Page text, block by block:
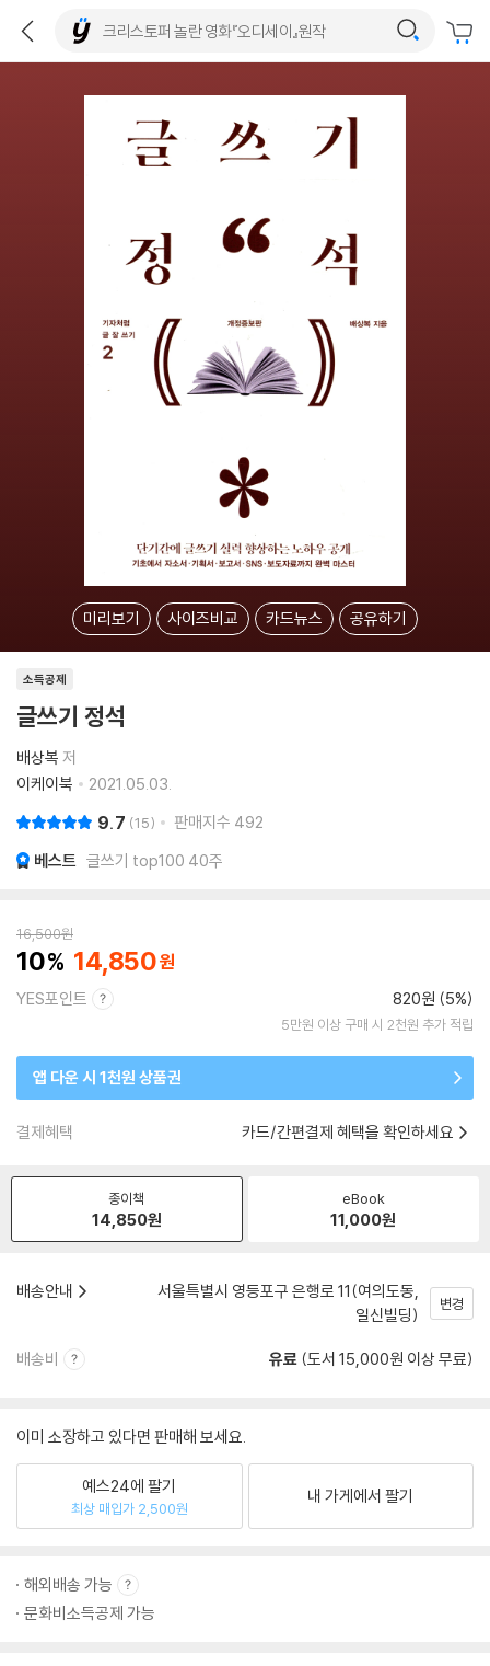
미리보기 사이즈비교 카드뉴스 공유하기
소득공제
글쓰기 정석
배상복 저
이케이북
2021.05.03.
9.7 15 판매지수 492
베스트 글쓰기 top100 40주
16,500원
10 14,850
YES포인트 820원 (5%)
5만원 이상 구매 시 2천원 추가 적립
앱 다운 시 1천원 상품권
결제혜택 카드/간편결제 혜택을 확인하세요
종이책
14,850원
eBook
11,000원
배송안내
서울특별시 영등포구 은행로 11(여의도동,
일신빌딩)
변경
배송비 유료 (도서 15,000원 이상 무료)
이미 소장하고 있다면 판매해 보세요.
예스24에 팔기
최상 매입가 2,500원
내 가게에서 팔기
해외배송 가능
문화비소득공제 가능